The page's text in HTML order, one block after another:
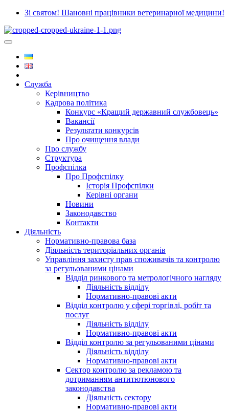
Зі святом! Шановні працівники ветеринарної медицини!
Служба
Керівництво
Кадрова політика
Конкурс «Кращий державний службовець»
Вакансії
Результати конкурсів
Про очищення влади
Про службу
Структура
Профспілка
Про Профспілку
Історія Профспілки
Керівні органи
Новини
Законодавство
Контакти
Діяльність
Нормативно-правова база
Діяльність територіальних органів
Управління захисту прав споживачів та контролю
за регульованими цінами
Відділ ринкового та метрологічного нагляду
Діяльність відділу
Нормативно-правові акти
Відділ контролю у сфері торгівлі, робіт та
послуг
Діяльність відділу
Нормативно-правові акти
Відділ контролю за регульованими цінами
Діяльність відділу
Нормативно-правові акти
Сектор контролю за рекламою та
дотриманням антитютюнового
законодавства
Діяльність сектору
Нормативно-правові акти